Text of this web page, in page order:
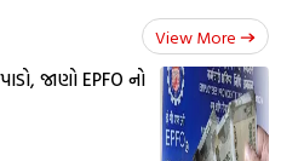
View More
જાણો EPFO નો